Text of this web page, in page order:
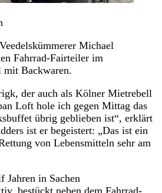
Michael
Fahrrad-Fairteiler im
mit Backwaren.
der auch als Kölner Mietrebell
Loft hole ich gegen Mittag das
übrig geblieben ist“, erklärt
ist er begeistert: „Das ist ein
von Lebensmitteln sehr am
Jahren in Sachen
bestückt neben dem Fahrrad-